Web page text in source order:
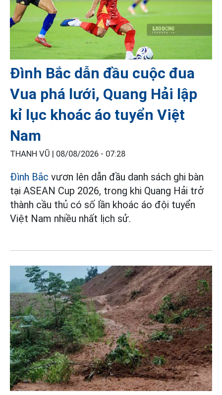
Đình Bắc dẫn đầu cuộc đua
Vua phá lưới, Quang Hải lập
kỉ lục khoác áo tuyển Việt
Nam
THANH VŨ | 08/08/2026 - 07:28
Đình Bắc vươn lên dẫn đầu danh sách ghi bàn
tại ASEAN Cup 2026, trong khi Quang Hải trở
thành cầu thủ có số lần khoác áo đội tuyển
Việt Nam nhiều nhất lịch sử.